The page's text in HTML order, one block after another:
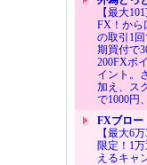
【最大
FX！から
の取引1
期買付で
200FXポ
イント。
加え、ス
で1000円
FXブロー
【最大6
限定！1
えるキャ